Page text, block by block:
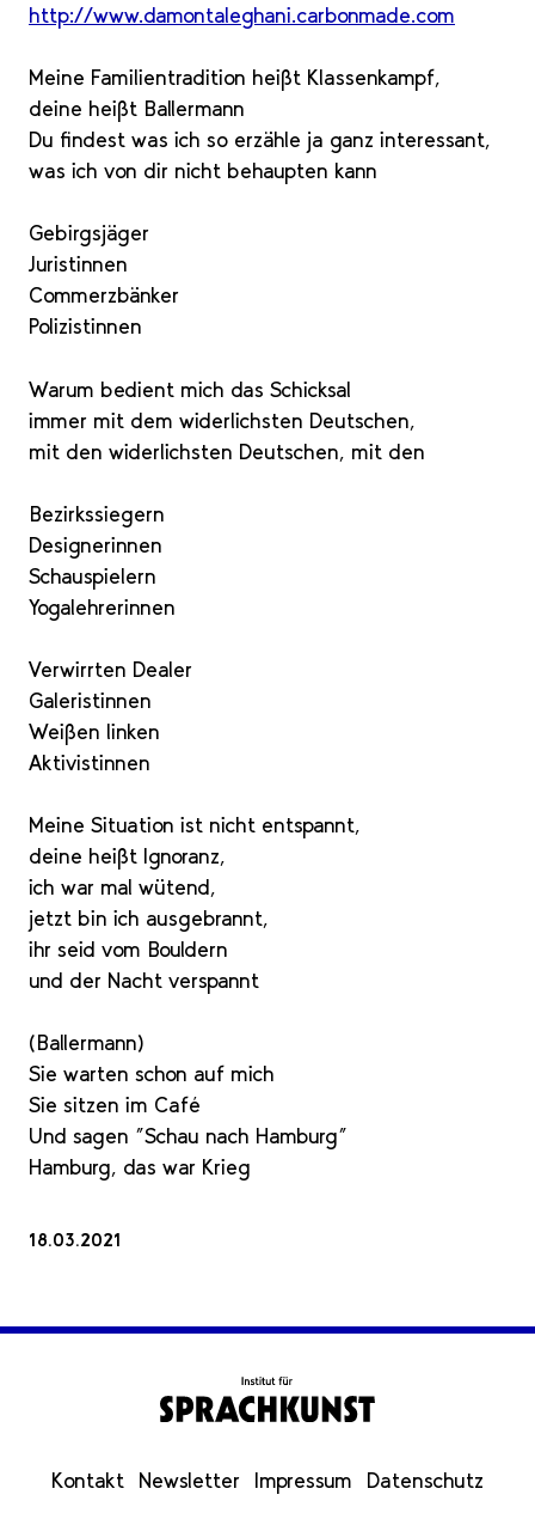
http://www.damontaleghani.carbonmade.com
Meine Familientradition heißt Klassenkampf,
deine heißt Ballermann
Du findest was ich so erzähle ja ganz interessant,
was ich von dir nicht behaupten kann
Gebirgsjäger
Juristinnen
Commerzbänker
Polizistinnen
Warum bedient mich das Schicksal
immer mit dem widerlichsten Deutschen,
mit den widerlichsten Deutschen, mit den
Bezirkssiegern
Designerinnen
Schauspielern
Yogalehrerinnen
Verwirrten Dealer
Galeristinnen
Weißen linken
Aktivistinnen
Meine Situation ist nicht entspannt,
deine heißt Ignoranz,
ich war mal wütend,
jetzt bin ich ausgebrannt,
ihr seid vom Bouldern
und der Nacht verspannt
(Ballermann)
Sie warten schon auf mich
Sie sitzen im Café
Und sagen "Schau nach Hamburg"
Hamburg, das war Krieg
18.03.2021
Kontakt Newsletter Impressum Datenschutz